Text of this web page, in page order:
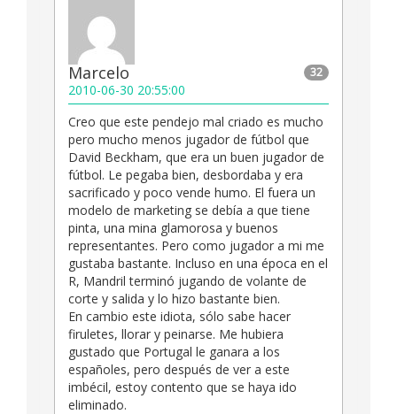
32
Marcelo
2010-06-30 20:55:00
Creo que este pendejo mal criado es mucho
pero mucho menos jugador de fútbol que
David Beckham, que era un buen jugador de
fútbol. Le pegaba bien, desbordaba y era
sacrificado y poco vende humo. El fuera un
modelo de marketing se debía a que tiene
pinta, una mina glamorosa y buenos
representantes. Pero como jugador a mi me
gustaba bastante. Incluso en una época en el
R, Mandril terminó jugando de volante de
corte y salida y lo hizo bastante bien.
En cambio este idiota, sólo sabe hacer
firuletes, llorar y peinarse. Me hubiera
gustado que Portugal le ganara a los
españoles, pero después de ver a este
imbécil, estoy contento que se haya ido
eliminado.